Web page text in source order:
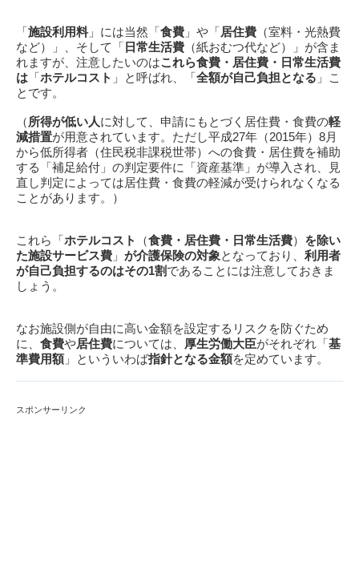
「 施設利用料 」には当然「 食費 」や「 居住費 （室料・光熱費
など）」、そして「 日常生活費 （紙おむつ代など）」が含ま
れますが、注意したいのはこれら食費・居住費・日常生活費
は 「 ホテルコスト 」と呼ばれ、「 全額が自己負担となる 」こ
とです。
（所得が低い人に対して、申請にもとづく居住費・食費の軽
減措置が用意されています。ただし平成27年（2015年）8月
から低所得者（住民税非課税世帯）への食費・居住費を補助
する「補足給付」の判定要件に「資産基準」が導入され、見
直し判定によっては居住費・食費の軽減が受けられなくなる
ことがあります。）
これら「 ホテルコスト （食費・居住費・日常生活費） を除い
た施設サービス費 」 が介護保険の対象となっており、 利用者
が自己負担するのはその1割であることには注意しておきま
しょう。
なお施設側が自由に高い金額を設定するリスクを防ぐため
に、 食費や居住費については、 厚生労働大臣がそれぞれ「 基
準費用額 」といういわば指針となる金額を定めています。
スポンサーリンク